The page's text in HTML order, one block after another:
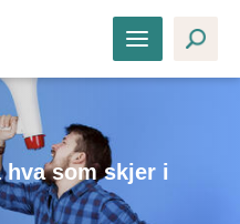
hva som skjer i